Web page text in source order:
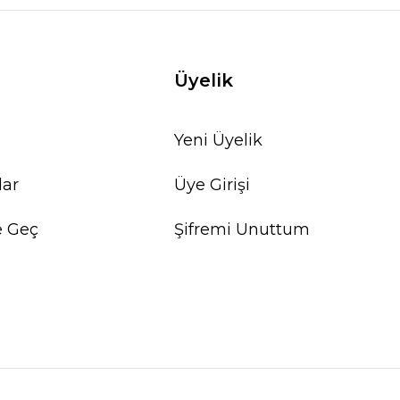
Geç
Üyelik
Yeni Üyelik
Üye Girişi
Şifremi Unuttum